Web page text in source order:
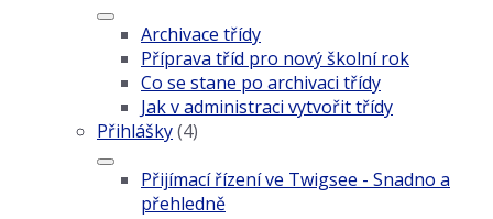
Archivace třídy
Příprava tříd pro nový školní rok
Co se stane po archivaci třídy
Jak v administraci vytvořit třídy
Přihlášky(4)
Přijímací řízení ve Twigsee - Snadno a
přehledně